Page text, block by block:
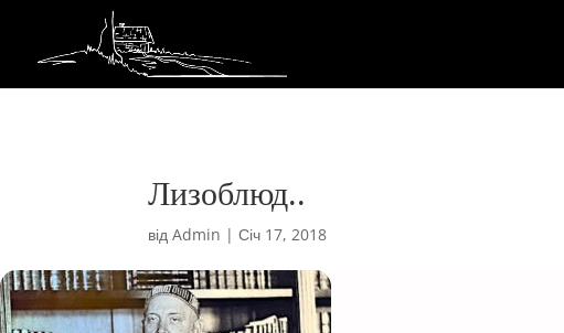
Лизоблюд..
відAdmin |Січ 17, 2018